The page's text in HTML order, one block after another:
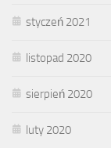
styczeń 2021
listopad 2020
sierpień 2020
luty 2020